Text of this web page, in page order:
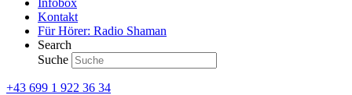
Infobox
Kontakt
Für Hörer: Radio Shaman
Search
Suche
+43 699 1 922 36 34